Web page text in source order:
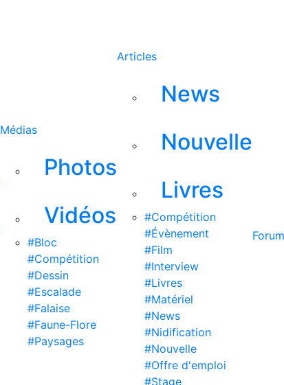
Médias
Photos
Vidéos
#Bloc
#Compétition
#Dessin
#Escalade
#Falaise
#Faune-Flore
#Paysages
Articles
News
Nouvelle
Livres
#Compétition
#Évènement
#Film
#Interview
#Livres
#Matériel
#News
#Nidification
#Nouvelle
#Offre d'emploi
#Stage
Forum